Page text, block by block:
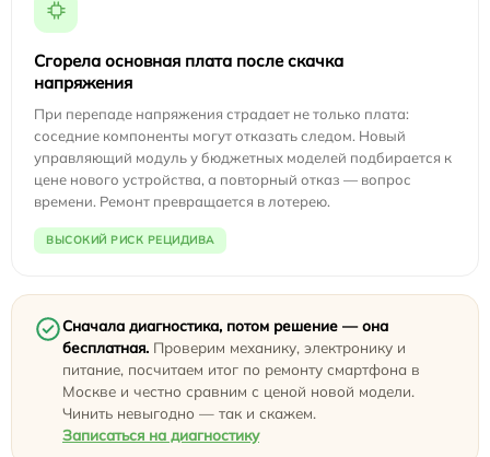
Сгорела основная плата после скачка
напряжения
При перепаде напряжения страдает не только плата:
соседние компоненты могут отказать следом. Новый
управляющий модуль у бюджетных моделей подбирается к
цене нового устройства, а повторный отказ — вопрос
времени. Ремонт превращается в лотерею.
ВЫСОКИЙ РИСК РЕЦИДИВА
Сначала диагностика, потом решение — она
бесплатная. Проверим механику, электронику и
питание, посчитаем итог по ремонту смартфона в
Москве и честно сравним с ценой новой модели.
Чинить невыгодно — так и скажем.
Записаться на диагностику